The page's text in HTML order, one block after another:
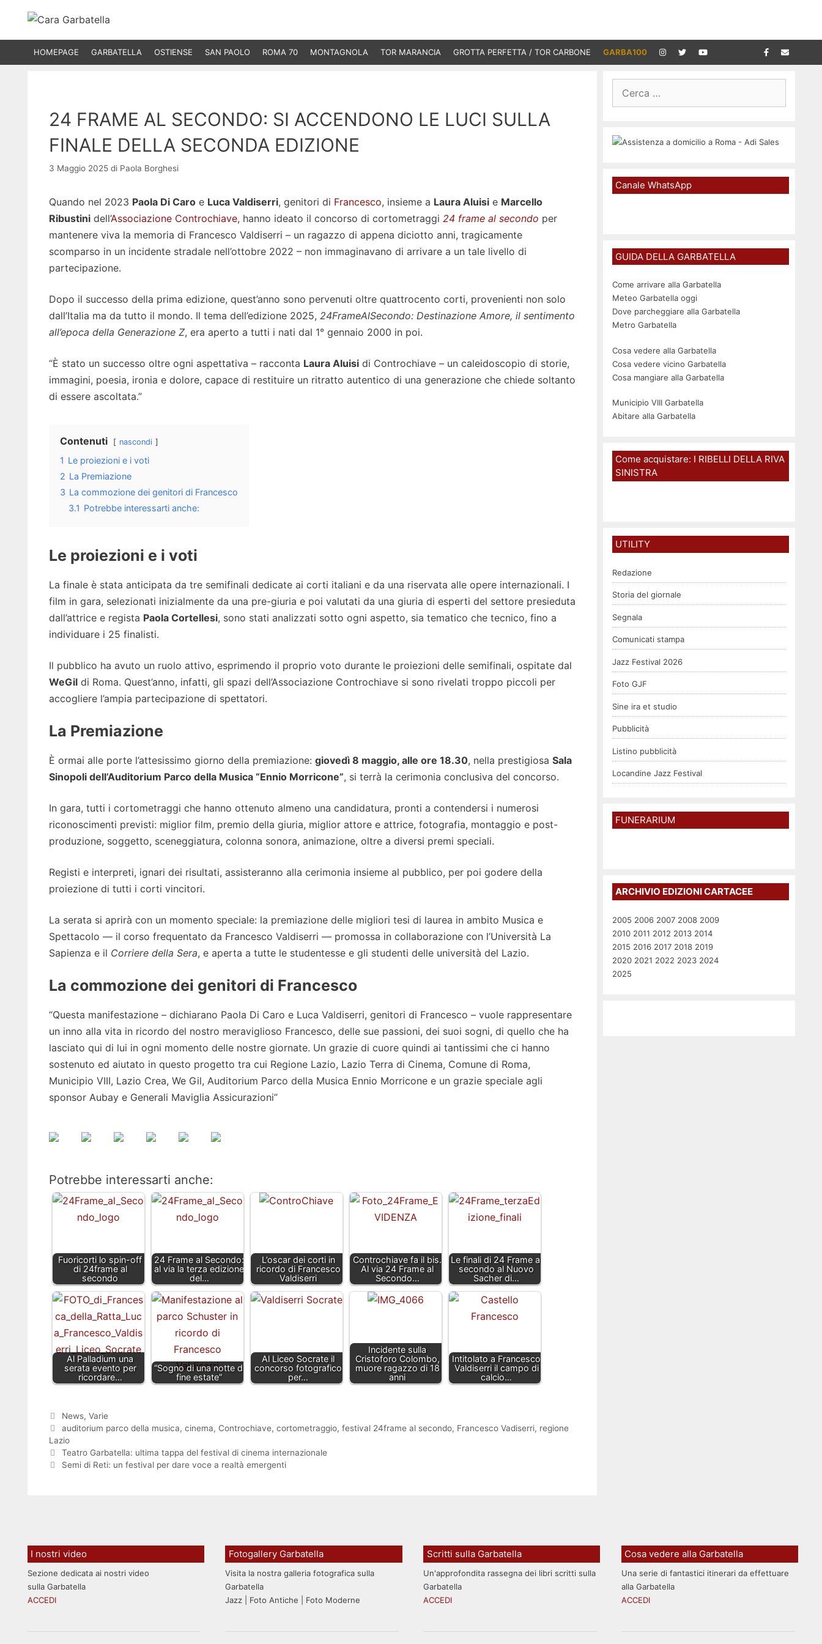
contenuto
HOMEPAGE GARBATELLA OSTIENSE SAN PAOLO ROMA 70 MONTAGNOLA TOR MARANCIA GROTTA PERFETTA / TOR CARBONE GARBA100
24 FRAME AL SECONDO: SI ACCENDONO LE LUCI SULLA
FINALE DELLA SECONDA EDIZIONE
3 Maggio 2025 di Paola Borghesi
Quando nel 2023 Paola Di Caroe Luca Valdiserri, genitori di Francesco, insieme a Laura Aluisie Marcello
Ribustinidell’Associazione Controchiave, hanno ideato il concorso di cortometraggi 24 frame al secondo per
mantenere viva la memoria di Francesco Valdiserri – un ragazzo di appena diciotto anni, tragicamente
scomparso in un incidente stradale nell’ottobre 2022 – non immaginavano di arrivare a un tale livello di
partecipazione.
Dopo il successo della prima edizione, quest’anno sono pervenuti oltre quattrocento corti, provenienti non solo
dall’Italia ma da tutto il mondo. Il tema dell’edizione 2025, 24FrameAlSecondo: Destinazione Amore, il sentimento
all’epoca della Generazione Z, era aperto a tutti i nati dal 1° gennaio 2000 in poi.
“È stato un successo oltre ogni aspettativa – racconta Laura Aluisidi Controchiave – un caleidoscopio di storie,
immagini, poesia, ironia e dolore, capace di restituire un ritratto autentico di una generazione che chiede soltanto
di essere ascoltata.”
Contenuti nascondi
1 Le proiezioni e i voti
2 La Premiazione
3 La commozione dei genitori di Francesco
3.1 Potrebbe interessarti anche:
Le proiezioni e i voti
La finale è stata anticipata da tre semifinali dedicate ai corti italiani e da una riservata alle opere internazionali. I
film in gara, selezionati inizialmente da una pre-giuria e poi valutati da una giuria di esperti del settore presieduta
dall’attrice e regista Paola Cortellesi, sono stati analizzati sotto ogni aspetto, sia tematico che tecnico, fino a
individuare i 25 finalisti.
Il pubblico ha avuto un ruolo attivo, esprimendo il proprio voto durante le proiezioni delle semifinali, ospitate dal
WeGildi Roma. Quest’anno, infatti, gli spazi dell’Associazione Controchiave si sono rivelati troppo piccoli per
accogliere l’ampia partecipazione di spettatori.
La Premiazione
È ormai alle porte l’attesissimo giorno della premiazione: giovedì 8 maggio, alle ore 18.30, nella prestigiosa Sala
Sinopoli dell’Auditorium Parco della Musica “Ennio Morricone”, si terrà la cerimonia conclusiva del concorso.
In gara, tutti i cortometraggi che hanno ottenuto almeno una candidatura, pronti a contendersi i numerosi
riconoscimenti previsti: miglior film, premio della giuria, miglior attore e attrice, fotografia, montaggio e post-
produzione, soggetto, sceneggiatura, colonna sonora, animazione, oltre a diversi premi speciali.
Registi e interpreti, ignari dei risultati, assisteranno alla cerimonia insieme al pubblico, per poi godere della
proiezione di tutti i corti vincitori.
La serata si aprirà con un momento speciale: la premiazione delle migliori tesi di laurea in ambito Musica e
Spettacolo — il corso frequentato da Francesco Valdiserri — promossa in collaborazione con l’Università La
Sapienza e il Corriere della Sera, e aperta a tutte le studentesse e gli studenti delle università del Lazio.
La commozione dei genitori di Francesco
“Questa manifestazione – dichiarano Paola Di Caro e Luca Valdiserri, genitori di Francesco – vuole rappresentare
un inno alla vita in ricordo del nostro meraviglioso Francesco, delle sue passioni, dei suoi sogni, di quello che ha
lasciato qui di lui in ogni momento delle nostre giornate. Un grazie di cuore quindi ai tantissimi che ci hanno
sostenuto ed aiutato in questo progetto tra cui Regione Lazio, Lazio Terra di Cinema, Comune di Roma,
Municipio VIII, Lazio Crea, We Gil, Auditorium Parco della Musica Ennio Morricone e un grazie speciale agli
sponsor Aubay e Generali Maviglia Assicurazioni”
Potrebbe interessarti anche:
Fuoricorti lo spin-off
di 24frame al
secondo
24 Frame al Secondo:
al via la terza edizione
del…
L’oscar dei corti in
ricordo di Francesco
Valdiserri
Controchiave fa il bis.
Al via 24 Frame al
Secondo…
Le finali di 24 Frame al
secondo al Nuovo
Sacher di…
Al Palladium una
serata evento per
ricordare…
“Sogno di una notte di
fine estate”
Al Liceo Socrate il
concorso fotografico
per…
Incidente sulla
Cristoforo Colombo,
muore ragazzo di 18
anni
Intitolato a Francesco
Valdiserri il campo di
calcio…
Categorie
News, Varie
Tag
auditorium parco della musica, cinema, Controchiave, cortometraggio, festival 24frame al secondo, Francesco Vadiserri, regione
Lazio
Teatro Garbatella: ultima tappa del festival di cinema internazionale
Semi di Reti: un festival per dare voce a realtà emergenti
per:
Canale WhatsApp
GUIDA DELLA GARBATELLA
Come arrivare alla Garbatella
Meteo Garbatella oggi
Dove parcheggiare alla Garbatella
Metro Garbatella
Cosa vedere alla Garbatella
Cosa vedere vicino Garbatella
Cosa mangiare alla Garbatella
Municipio VIII Garbatella
Abitare alla Garbatella
Come acquistare: I RIBELLI DELLA RIVA
SINISTRA
UTILITY
Redazione
Storia del giornale
Segnala
Comunicati stampa
Jazz Festival 2026
Foto GJF
Sine ira et studio
Pubblicità
Listino pubblicità
Locandine Jazz Festival
FUNERARIUM
ARCHIVIO EDIZIONI CARTACEE
2005 2006 2007 2008 2009
2010 2011 2012 2013 2014
2015 2016 2017 2018 2019
2020 2021 2022 2023 2024
2025
I nostri video
Sezione dedicata ai nostri video
sulla Garbatella
ACCEDI
Fotogallery Garbatella
Visita la nostra galleria fotografica sulla
Garbatella
Jazz | Foto Antiche | Foto Moderne
Scritti sulla Garbatella
Un'approfondita rassegna dei libri scritti sulla
Garbatella
ACCEDI
Cosa vedere alla Garbatella
Una serie di fantastici itinerari da effettuare
alla Garbatella
ACCEDI